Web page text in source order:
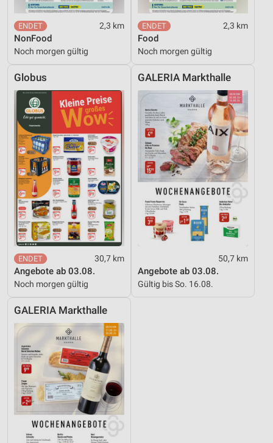
2,3 km
NonFood
Noch morgen gültig
2,3 km
Food
Noch morgen gültig
Globus
30,7 km
Angebote ab 03.08.
Noch morgen gültig
GALERIA Markthalle
50,7 km
Angebote ab 03.08.
Gültig bis So. 16.08.
GALERIA Markthalle